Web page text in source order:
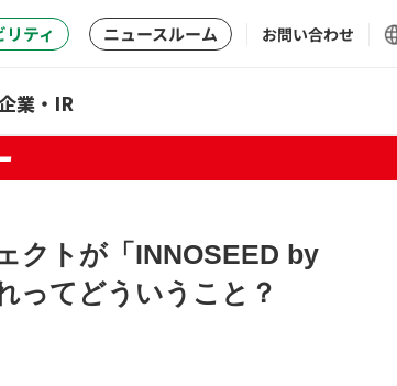
ティ ニュースルーム お問い合わせ
業・IR
クトが「INNOSEED by
ってどういうこと？